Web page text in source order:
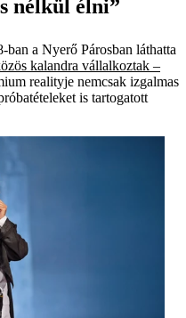
nélkül élni”
a Nyerő Párosban láthatta
kalandra vállalkoztak –
realityje nemcsak izgalmas
is tartogatott